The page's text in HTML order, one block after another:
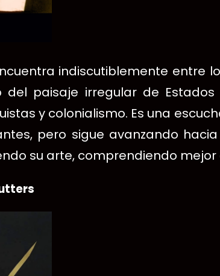
indiscutiblemente
paisaje irregular de
y colonialismo. Es una
pero sigue avanzando
su arte, comprendiendo